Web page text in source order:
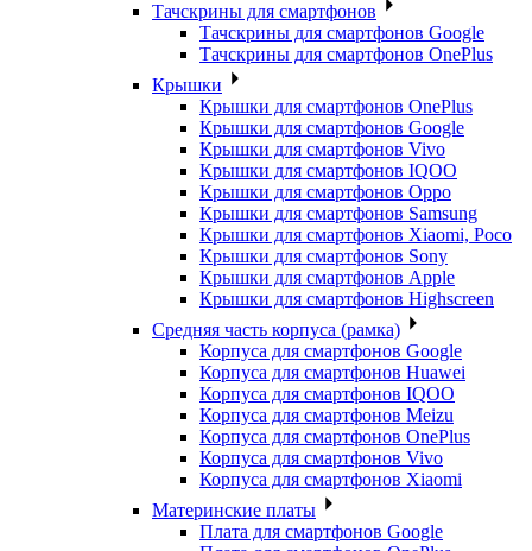
Тачскрины для смартфонов
Тачскрины для смартфонов Google
Тачскрины для смартфонов OnePlus
Крышки
Крышки для смартфонов OnePlus
Крышки для смартфонов Google
Крышки для смартфонов Vivo
Крышки для смартфонов IQOO
Крышки для смартфонов Oppo
Крышки для смартфонов Samsung
Крышки для смартфонов Xiaomi, Poco
Крышки для смартфонов Sony
Крышки для смартфонов Apple
Крышки для смартфонов Highscreen
Средняя часть корпуса (рамка)
Корпуса для смартфонов Google
Корпуса для смартфонов Huawei
Корпуса для смартфонов IQOO
Корпуса для смартфонов Meizu
Корпуса для смартфонов OnePlus
Корпуса для смартфонов Vivo
Корпуса для смартфонов Xiaomi
Материнские платы
Плата для смартфонов Google